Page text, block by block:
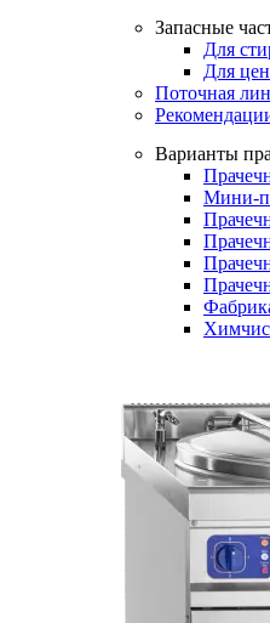
Запасные
Для
Для
Поточная
Варианты
Мини-